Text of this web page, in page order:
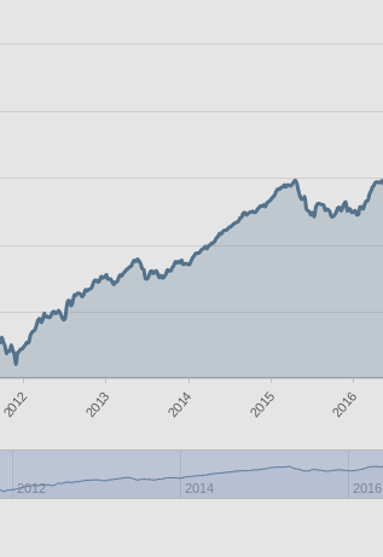
2012 2013 2014 2015 2016
2012 2014 2016